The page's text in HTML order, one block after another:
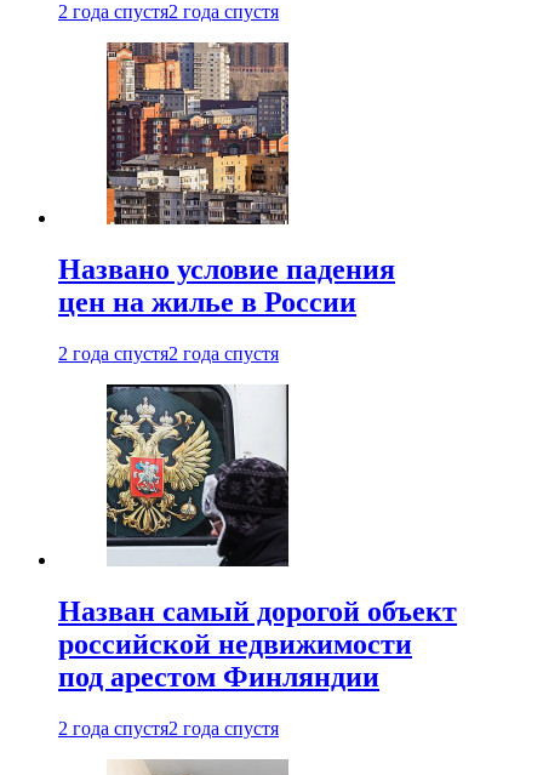
2 года спустя2 года спустя
Названо условие падения
цен на жилье в России
2 года спустя2 года спустя
Назван самый дорогой объект
российской недвижимости
под арестом Финляндии
2 года спустя2 года спустя